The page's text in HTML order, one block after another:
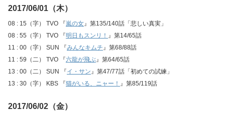
2017/06/01（木）
08 : 15（字） TVO 『嵐の女』第135/140話「悲しい真実」
08 : 55（字） TVO 『明日もスンリ！ 』第14/65話
11 : 00（字） SUN 『みんなキムチ』第68/88話
11 : 59（二） TVO 『六龍が飛ぶ』第64/65話
13 : 00（二） SUN 『イ・サン』第47/77話「初めての試練」
13 : 30（字） KBS 『猫がいる、ニャー！ 』第85/119話
2017/06/02（金）